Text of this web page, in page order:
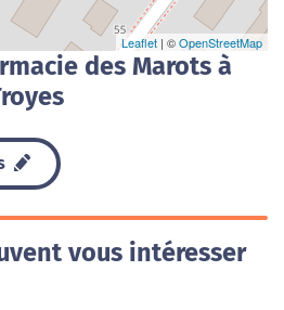
Leaflet | ©OpenStreetMap
des Marots à
vous intéresser